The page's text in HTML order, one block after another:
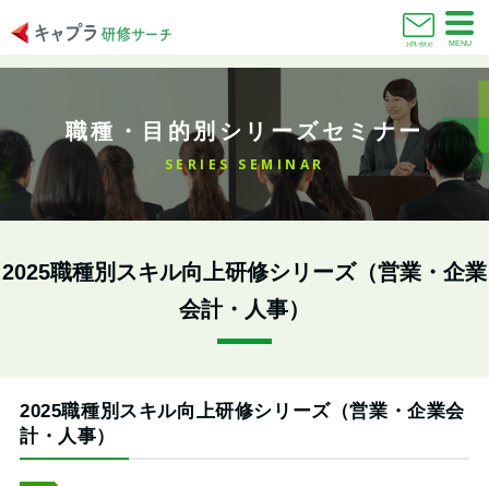
お問い合わせ MENU
職種・目的別シリーズセミナー
SERIES SEMINAR
2025職種別スキル向上研修シリーズ（営業・企業
会計・人事）
2025職種別スキル向上研修シリーズ（営業・企業会
計・人事）